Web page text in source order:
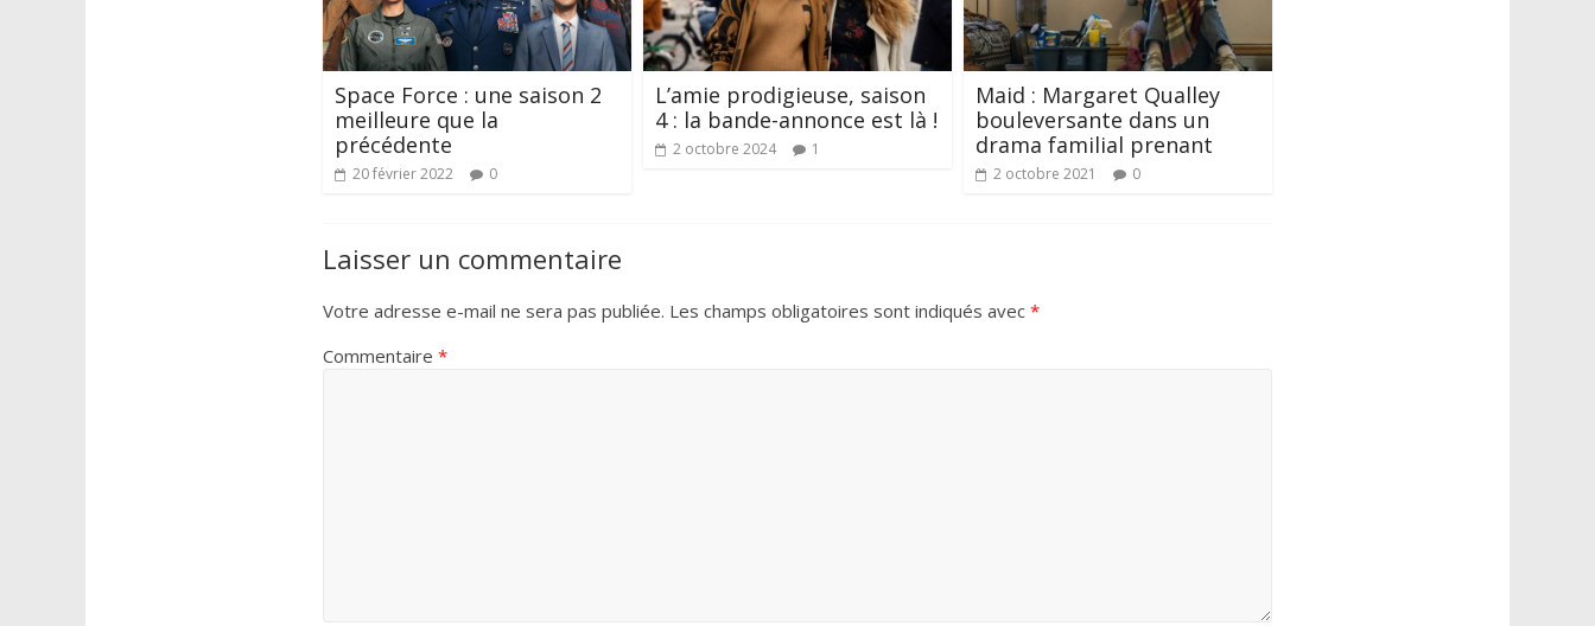
Space Force : une saison 2
meilleure que la
précédente
20 février 2022 0
L’amie prodigieuse, saison
4 : la bande-annonce est là !
2 octobre 2024 1
Maid : Margaret Qualley
bouleversante dans un
drama familial prenant
2 octobre 2021 0
Laisser un commentaire
Votre adresse e-mail ne sera pas publiée. Les champs obligatoires sont indiqués avec *
Commentaire *